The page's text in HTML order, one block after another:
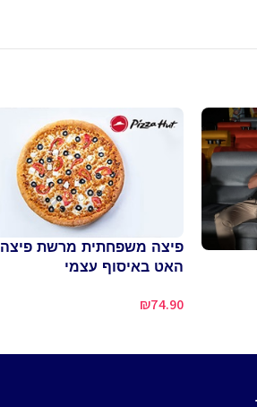
פיצה משפחתית מרשת פיצה
האט באיסוף עצמי
₪74.90